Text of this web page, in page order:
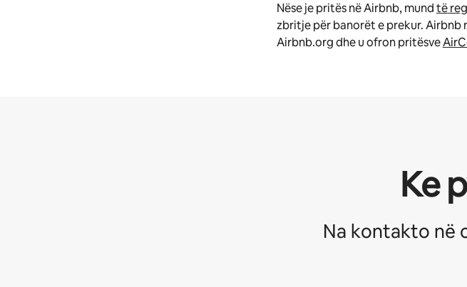
Nëse je pritës në Airbnb, mundtë
zbritje për banorët e prekur.
Airbnb.org dhe u ofron pritësve
Ke
Na kontakto në